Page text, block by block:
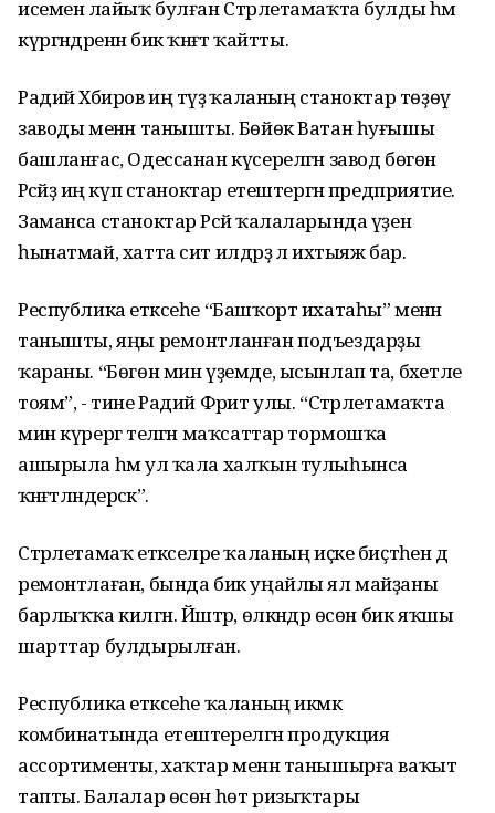
исеменә лайыҡ булған Стәрлетамаҡта булды һәм
күргәндәренән бик ҡәнәғәт ҡайтты.
Радий Хәбиров иң тәүҙә ҡаланың станоктар төҙөү
заводы менән танышты. Бөйөк Ватан һуғышы
башланғас, Одессанан күсерелгән завод бөгөн
Рәсәйҙә иң күп станоктар етештергән предприятие.
Заманса станоктар Рәсәй ҡалаларында үҙен
һынатмай, хатта сит илдәрҙә лә ихтыяж бар.
Республика етәксеһе “Башҡорт ихатаһы” менән
танышты, яңы ремонтланған подъездарҙы
ҡараны. “Бөгөн мин үҙемде, ысынлап та, бәхетле
тоям”, - тине Радий Фәрит улы. “Стәрлетамаҡта
мин күрергә теләгән маҡсаттар тормошҡа
ашырыла һәм ул ҡала халҡын тулыһынса
ҡәнәғәтләндерәсәк”.
Стәрлетамаҡ етәкселәре ҡаланың иҫке биҫтәһен дә
ремонтлаған, бында бик уңайлы ял майҙаны
барлыҡҡа килгән. Йәштәр, өлкәндәр өсөн бик яҡшы
шарттар булдырылған.
Республика етәксеһе ҡаланың икмәк
комбинатында етештерелгән продукция
ассортименты, хаҡтар менән танышырға ваҡыт
тапты. Балалар өсөн һөт ризыҡтары